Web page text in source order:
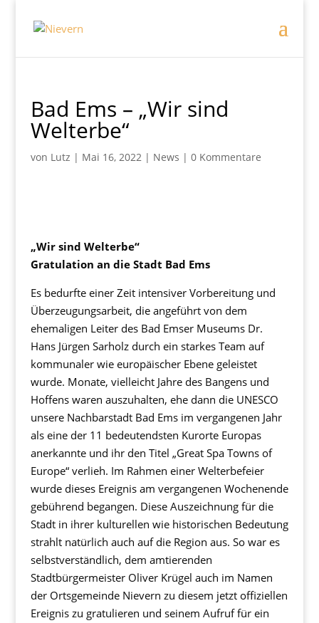
Bad Ems – „Wir sind
Welterbe“
von Lutz | Mai 16, 2022| News | 0 Kommentare
„Wir sind Welterbe“
Gratulation an die Stadt Bad Ems
Es bedurfte einer Zeit intensiver Vorbereitung und
Überzeugungsarbeit, die angeführt von dem
ehemaligen Leiter des Bad Emser Museums Dr.
Hans Jürgen Sarholz durch ein starkes Team auf
kommunaler wie europäischer Ebene geleistet
wurde. Monate, vielleicht Jahre des Bangens und
Hoffens waren auszuhalten, ehe dann die UNESCO
unsere Nachbarstadt Bad Ems im vergangenen Jahr
als eine der 11 bedeutendsten Kurorte Europas
anerkannte und ihr den Titel „Great Spa Towns of
Europe“ verlieh. Im Rahmen einer Welterbefeier
wurde dieses Ereignis am vergangenen Wochenende
gebührend begangen. Diese Auszeichnung für die
Stadt in ihrer kulturellen wie historischen Bedeutung
strahlt natürlich auch auf die Region aus. So war es
selbstverständlich, dem amtierenden
Stadtbürgermeister Oliver Krügel auch im Namen
der Ortsgemeinde Nievern zu diesem jetzt offiziellen
Ereignis zu gratulieren und seinem Aufruf für ein